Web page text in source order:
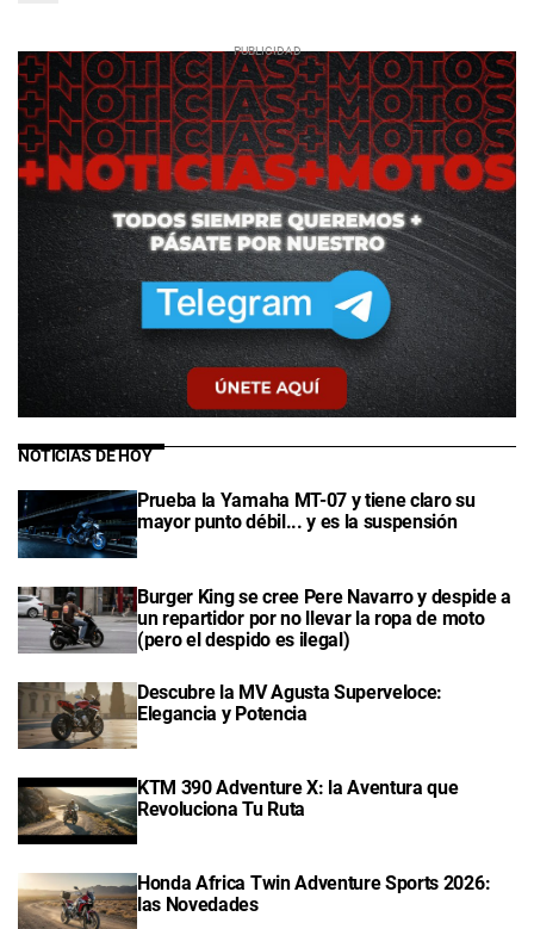
NOTICIAS DE HOY
Prueba la Yamaha MT-07 y tiene claro su
mayor punto débil... y es la suspensión
Burger King se cree Pere Navarro y despide a
un repartidor por no llevar la ropa de moto
(pero el despido es ilegal)
Descubre la MV Agusta Superveloce:
Elegancia y Potencia
KTM 390 Adventure X: la Aventura que
Revoluciona Tu Ruta
Honda Africa Twin Adventure Sports 2026:
las Novedades